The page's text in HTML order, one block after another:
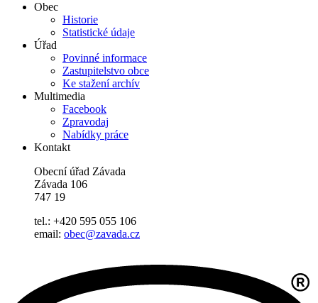
Obec
Historie
Statistické údaje
Úřad
Povinné informace
Zastupitelstvo obce
Ke stažení archív
Multimedia
Facebook
Zpravodaj
Nabídky práce
Kontakt
Obecní úřad Závada
Závada 106
747 19
tel.: +420 595 055 106
email: obec@zavada.cz